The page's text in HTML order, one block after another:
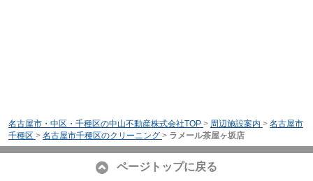
名古屋市・中区・千種区の中山不動産株式会社TOP > 周辺施設案内 > 名古屋市
千種区 > 名古屋市千種区のクリーニング > ラメール茶屋ヶ坂店
ページトップに戻る